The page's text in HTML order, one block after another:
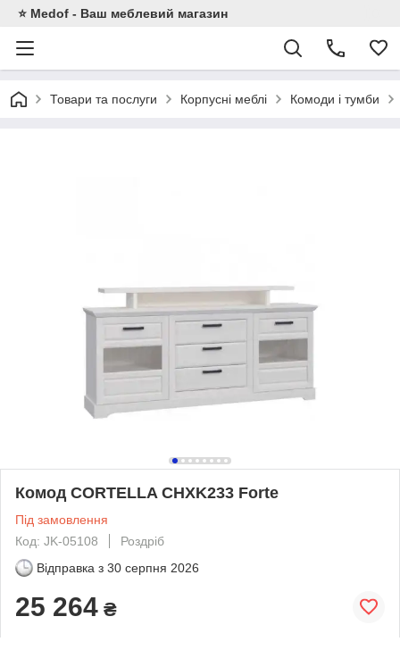
⭐ Medof - Ваш меблевий магазин
Товари та послуги Корпусні меблі Комоди і тумби
Комод CORTELLA CHXK233 Forte
Під замовлення
Код: JK-05108
Роздріб
Відправка з 30 серпня 2026
25 264 ₴